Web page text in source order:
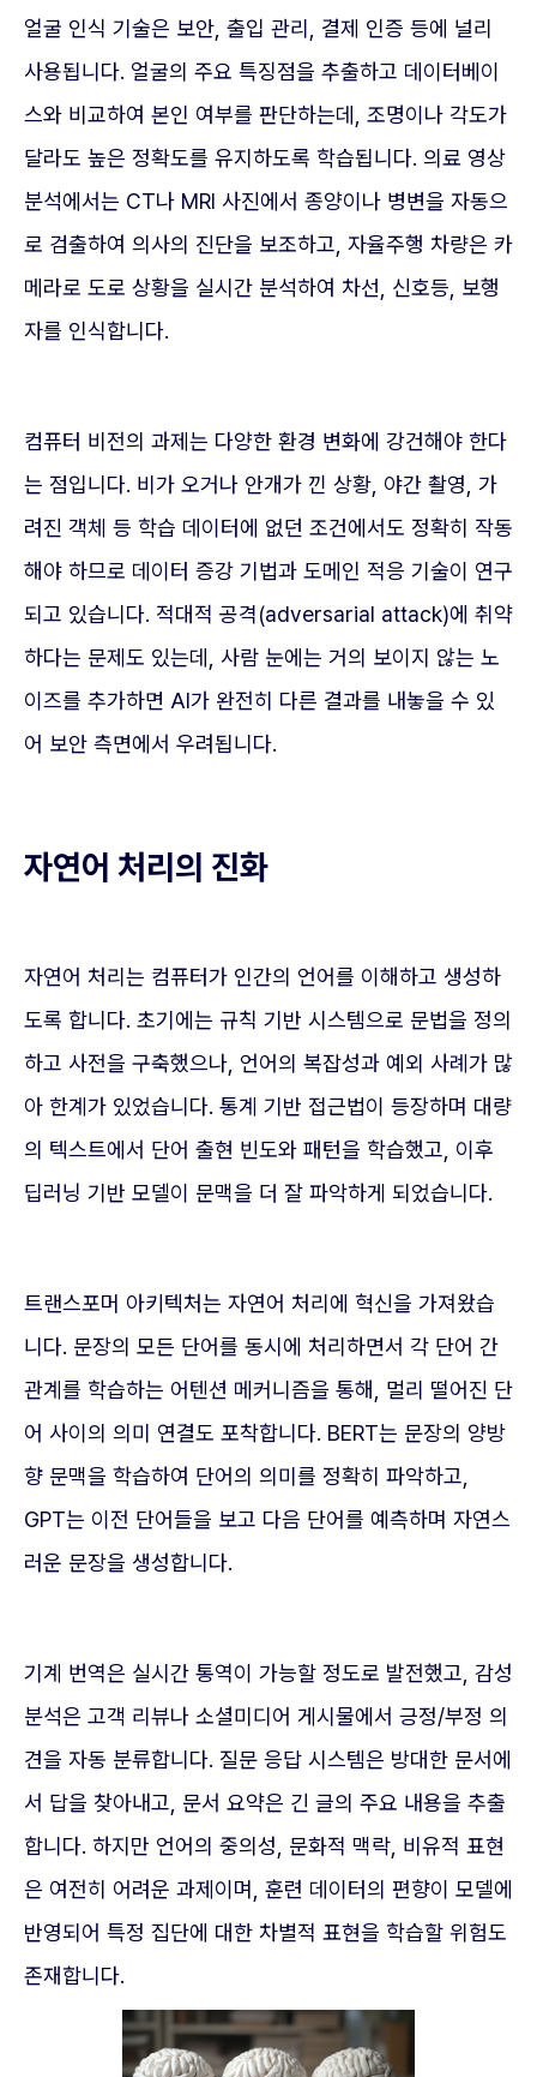
얼굴 인식 기술은 보안, 출입 관리, 결제 인증 등에 널리
사용됩니다. 얼굴의 주요 특징점을 추출하고 데이터베이
스와 비교하여 본인 여부를 판단하는데, 조명이나 각도가
달라도 높은 정확도를 유지하도록 학습됩니다. 의료 영상
분석에서는 CT나 MRI 사진에서 종양이나 병변을 자동으
로 검출하여 의사의 진단을 보조하고, 자율주행 차량은 카
메라로 도로 상황을 실시간 분석하여 차선, 신호등, 보행
자를 인식합니다.
컴퓨터 비전의 과제는 다양한 환경 변화에 강건해야 한다
는 점입니다. 비가 오거나 안개가 낀 상황, 야간 촬영, 가
려진 객체 등 학습 데이터에 없던 조건에서도 정확히 작동
해야 하므로 데이터 증강 기법과 도메인 적응 기술이 연구
되고 있습니다. 적대적 공격(adversarial attack)에 취약
하다는 문제도 있는데, 사람 눈에는 거의 보이지 않는 노
이즈를 추가하면 AI가 완전히 다른 결과를 내놓을 수 있
어 보안 측면에서 우려됩니다.
자연어 처리의 진화
자연어 처리는 컴퓨터가 인간의 언어를 이해하고 생성하
도록 합니다. 초기에는 규칙 기반 시스템으로 문법을 정의
하고 사전을 구축했으나, 언어의 복잡성과 예외 사례가 많
아 한계가 있었습니다. 통계 기반 접근법이 등장하며 대량
의 텍스트에서 단어 출현 빈도와 패턴을 학습했고, 이후
딥러닝 기반 모델이 문맥을 더 잘 파악하게 되었습니다.
트랜스포머 아키텍처는 자연어 처리에 혁신을 가져왔습
니다. 문장의 모든 단어를 동시에 처리하면서 각 단어 간
관계를 학습하는 어텐션 메커니즘을 통해, 멀리 떨어진 단
어 사이의 의미 연결도 포착합니다. BERT는 문장의 양방
향 문맥을 학습하여 단어의 의미를 정확히 파악하고,
GPT는 이전 단어들을 보고 다음 단어를 예측하며 자연스
러운 문장을 생성합니다.
기계 번역은 실시간 통역이 가능할 정도로 발전했고, 감성
분석은 고객 리뷰나 소셜미디어 게시물에서 긍정/부정 의
견을 자동 분류합니다. 질문 응답 시스템은 방대한 문서에
서 답을 찾아내고, 문서 요약은 긴 글의 주요 내용을 추출
합니다. 하지만 언어의 중의성, 문화적 맥락, 비유적 표현
은 여전히 어려운 과제이며, 훈련 데이터의 편향이 모델에
반영되어 특정 집단에 대한 차별적 표현을 학습할 위험도
존재합니다.